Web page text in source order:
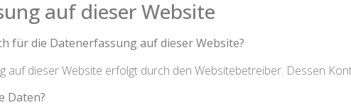
auf dieser Website
für die Datenerfassung auf dieser Website?
auf dieser Website erfolgt durch den Websitebetreiber. Dessen
Daten?